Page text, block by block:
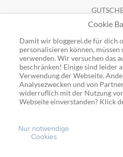
Top-
Alle
Ping: http://rpc.bloggerei.de/ping/
Blogverzeichnis
Cookie
Damit wir bloggerei.de für dich
personalisieren können,
verwenden. Wir versuchen das
beschränken! Einige sind leider
Verwendung der Webseite.
Analysezwecken und von
widerruflich mit der Nutzung
Webseite einverstanden? Klick
Nur notwendige
Cookies